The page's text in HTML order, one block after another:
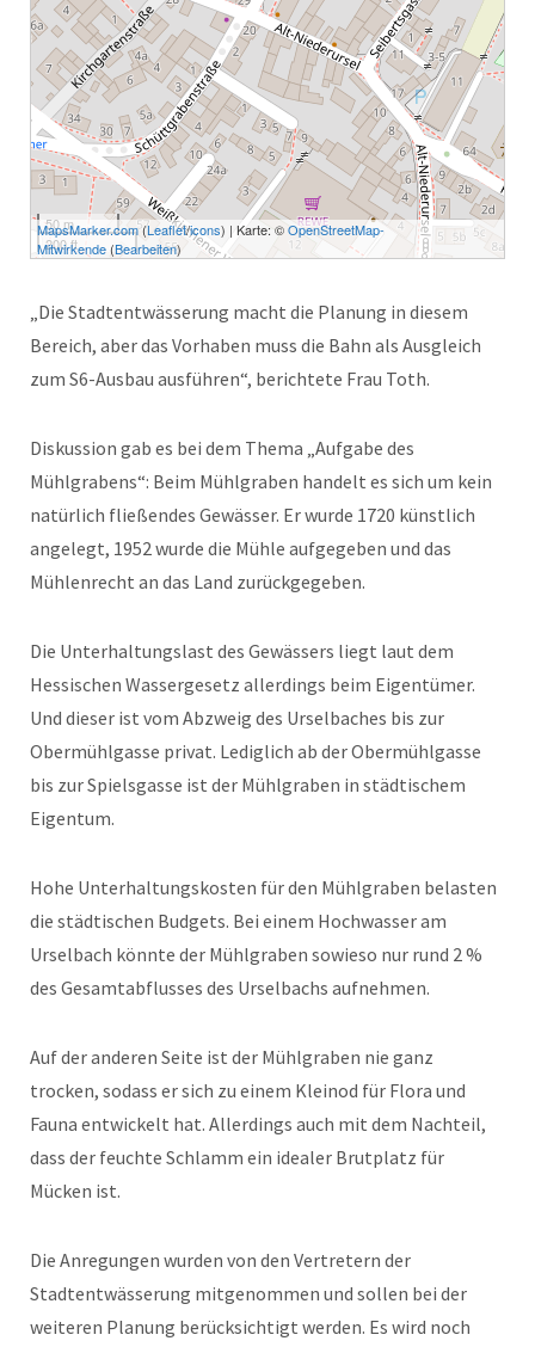
50 m
200 ft
MapsMarker.com(Leaflet/icons) | Karte: ©OpenStreetMap-
Mitwirkende (Bearbeiten)
„Die Stadtentwässerung macht die Planung in diesem
Bereich, aber das Vorhaben muss die Bahn als Ausgleich
zum S6-Ausbau ausführen“, berichtete Frau Toth.
Diskussion gab es bei dem Thema „Aufgabe des
Mühlgrabens“: Beim Mühlgraben handelt es sich um kein
natürlich fließendes Gewässer. Er wurde 1720 künstlich
angelegt, 1952 wurde die Mühle aufgegeben und das
Mühlenrecht an das Land zurückgegeben.
Die Unterhaltungslast des Gewässers liegt laut dem
Hessischen Wassergesetz allerdings beim Eigentümer.
Und dieser ist vom Abzweig des Urselbaches bis zur
Obermühlgasse privat. Lediglich ab der Obermühlgasse
bis zur Spielsgasse ist der Mühlgraben in städtischem
Eigentum.
Hohe Unterhaltungskosten für den Mühlgraben belasten
die städtischen Budgets. Bei einem Hochwasser am
Urselbach könnte der Mühlgraben sowieso nur rund 2 %
des Gesamtabflusses des Urselbachs aufnehmen.
Auf der anderen Seite ist der Mühlgraben nie ganz
trocken, sodass er sich zu einem Kleinod für Flora und
Fauna entwickelt hat. Allerdings auch mit dem Nachteil,
dass der feuchte Schlamm ein idealer Brutplatz für
Mücken ist.
Die Anregungen wurden von den Vertretern der
Stadtentwässerung mitgenommen und sollen bei der
weiteren Planung berücksichtigt werden. Es wird noch